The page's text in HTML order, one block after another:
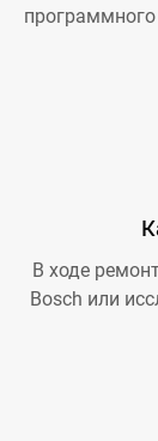
В ходе
Bosch или